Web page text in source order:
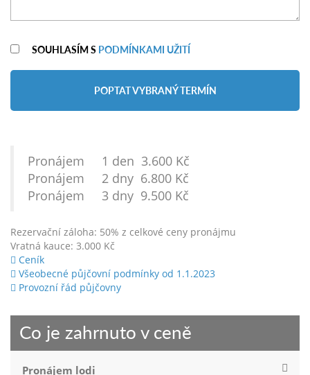
SOUHLASÍM S PODMÍNKAMI UŽITÍ
POPTAT VYBRANÝ TERMÍN
Pronájem 1 den 3.600 Kč
Pronájem 2 dny 6.800 Kč
Pronájem 3 dny 9.500 Kč
Rezervační záloha: 50% z celkové ceny pronájmu
Vratná kauce: 3.000 Kč
Ceník
Všeobecné půjčovní podmínky od 1.1.2023
Provozní řád půjčovny
Co je zahrnuto v ceně
Pronájem lodi